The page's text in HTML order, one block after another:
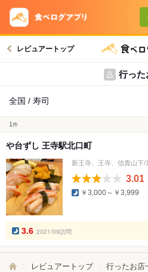
レビュアートップ
行った
全国 / 寿司
1 件
や台ずし 王寺駅北口町
新王寺、王寺、信貴山下
3.01
￥3,000～￥3,999
3.6 2021/09訪問
レビュアートップ 行ったお店